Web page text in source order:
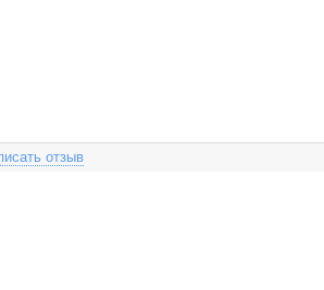
отзыв